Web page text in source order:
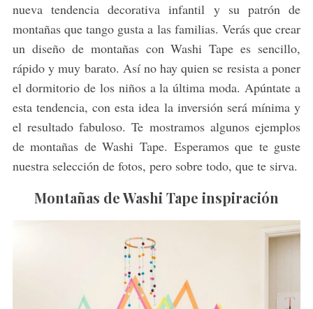
nueva tendencia decorativa infantil y su patrón de
montañas que tango gusta a las familias. Verás que crear
un diseño de montañas con Washi Tape es sencillo,
rápido y muy barato. Así no hay quien se resista a poner
el dormitorio de los niños a la última moda. Apúntate a
esta tendencia, con esta idea la inversión será mínima y
el resultado fabuloso. Te mostramos algunos ejemplos
de montañas de Washi Tape. Esperamos que te guste
nuestra selección de fotos, pero sobre todo, que te sirva.
Montañas de Washi Tape inspiración